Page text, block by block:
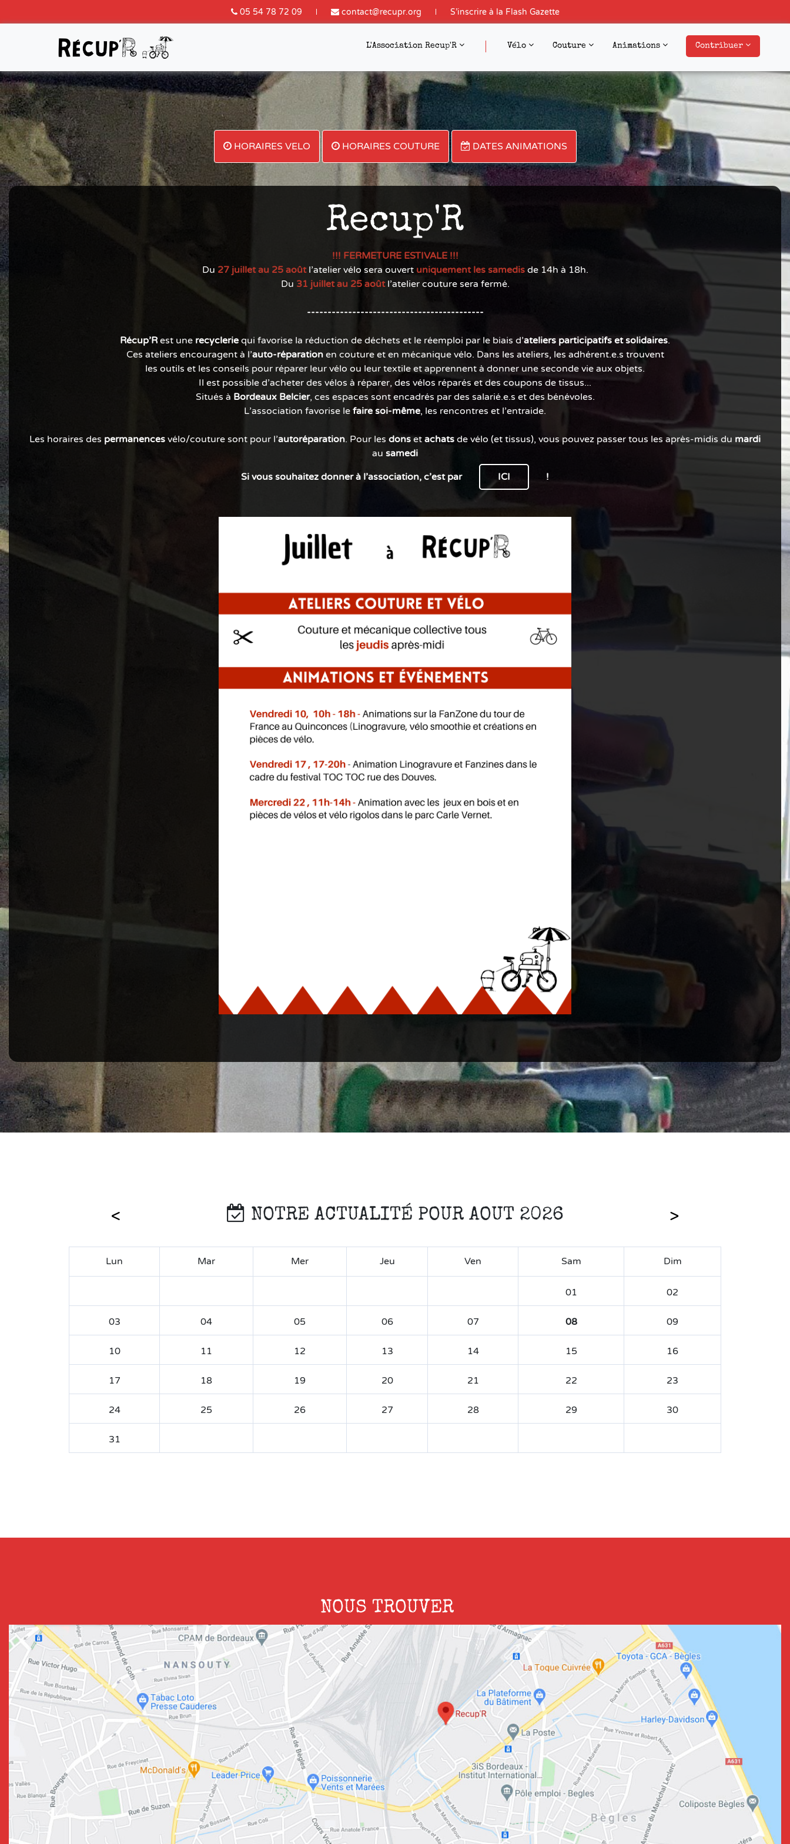
05 54 78 72 09 contact@recupr.org S'inscrire à la Flash Gazette
L'Association Recup'R Vélo Couture Animations Contribuer
HORAIRES VELO HORAIRES COUTURE DATES ANIMATIONS
Recup'R
!!! FERMETURE ESTIVALE !!!
Du 27 juillet au 25 aoûtl'atelier vélo sera ouvert uniquement lessamedisde 14h à 18h.
Du 31 juillet au 25 août l'atelier couture sera fermé.
-------------------------------------------
Récup'R est une recyclerie qui favorise la réduction de déchets et le réemploi par le biais d'ateliers participatifs et solidaires.
Ces ateliers encouragent à l'auto-réparationen couture et en mécanique vélo. Dans les ateliers, les adhérent.e.s trouvent
les outils et les conseils pour réparer leur vélo ou leur textile et apprennent à donner une seconde vie aux objets.
Il est possible d'acheter des vélos à réparer, des vélos réparés et des coupons de tissus...
Situés à Bordeaux Belcier, ces espaces sont encadrés par des salarié.e.s et des bénévoles.
L'association favorise le faire soi-même, les rencontres et l'entraide.
Les horaires des permanences vélo/couture sont pour l'autoréparation. Pour les dons et achats de vélo (et tissus), vous pouvez passer tous les après-midis du mardi
au samedi
Si vous souhaitez donner à l'association, c'est par
ICI !
NOTRE ACTUALITÉ POUR AOUT 2026
Lun Mar Mer Jeu Ven Sam Dim
01 02
03 04 05 06 07 08 09
10 11 12 13 14 15 16
17 18 19 20 21 22 23
24 25 26 27 28 29 30
31
NOUS TROUVER